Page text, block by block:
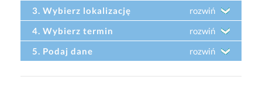
3. Wybierz lokalizację
rozwiń
4. Wybierz termin
rozwiń
5. Podaj dane
rozwiń